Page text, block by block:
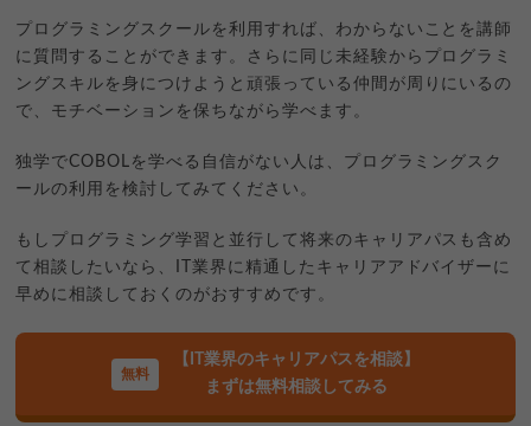
プログラミングスクールを利用すれば、わからないことを講師
に質問することができます。さらに同じ未経験からプログラミ
ングスキルを身につけようと頑張っている仲間が周りにいるの
で、モチベーションを保ちながら学べます。
独学でCOBOLを学べる自信がない人は、プログラミングスク
ールの利用を検討してみてください。
もしプログラミング学習と並行して将来のキャリアパスも含め
て相談したいなら、IT業界に精通したキャリアアドバイザーに
早めに相談しておくのがおすすめです。
【IT業界のキャリアパスを相談】
まずは無料相談してみる